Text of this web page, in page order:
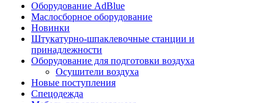
Оборудование AdBlue
Маслосборное оборудование
Новинки
Штукатурно-шпаклевочные станции и
принадлежности
Оборудование для подготовки воздуха
Осушители воздуха
Новые поступления
Спецодежда